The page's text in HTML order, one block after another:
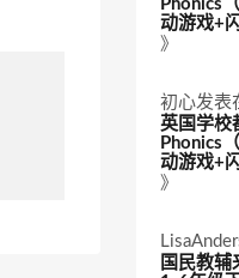
Phonics
动游戏+
》
初心发表
英国学校
Phonics
动游戏+
》
国民教辅